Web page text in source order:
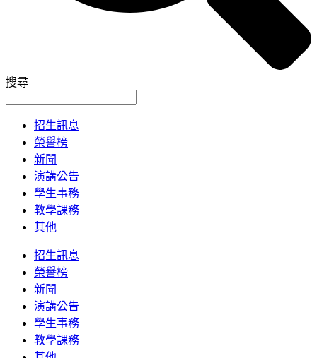
搜尋
招生訊息
榮譽榜
新聞
演講公告
學生事務
教學課務
其他
招生訊息
榮譽榜
新聞
演講公告
學生事務
教學課務